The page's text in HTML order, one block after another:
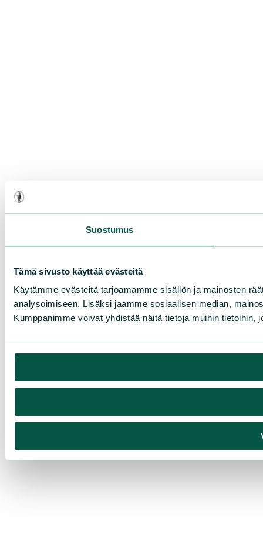
Suostumus
Tämä sivusto käyttää evästeitä
Käytämme evästeitä tarjoamamme sisällön ja mainosten
analysoimiseen. Lisäksi jaamme sosiaalisen median,
Kumppanimme voivat yhdistää näitä tietoja muihin tietoihin,